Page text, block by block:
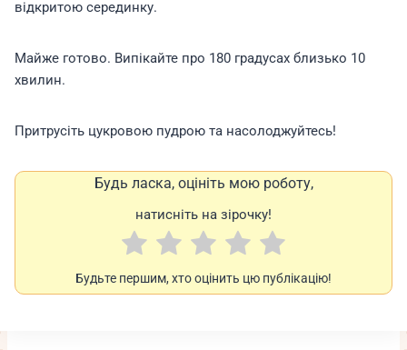
відкритою серединку.
Майже готово. Випікайте про 180 градусах близько 10
хвилин.
Притрусіть цукровою пудрою та насолоджуйтесь!
Будь ласка, оцініть мою роботу,
натисніть на зірочку!
Будьте першим, хто оцінить цю публікацію!